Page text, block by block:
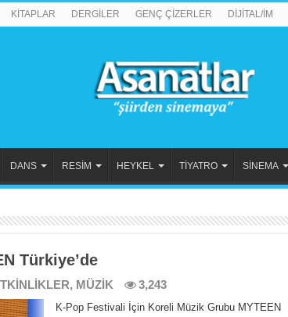
KİTAPLAR DERGİLER GENÇ ÇİZERLER DİJİTAL/İM
DANS RESİM HEYKEL TİYATRO SİNEMA
Türkiye’de
, MÜZİK 3,243
K-Pop Festivali İçin Koreli Müzik Grubu MYTEEN